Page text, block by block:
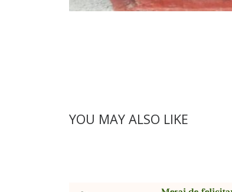
YOU MAY ALSO LIKE